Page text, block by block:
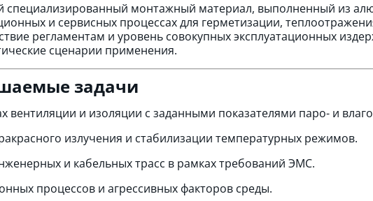
специализированный монтажный материал, выполненный из
и сервисных процессах для герметизации,
регламентам и уровень совокупных эксплуатационных
сценарии применения.
задачи
и изоляции с заданными показателями паро- и
излучения и стабилизации температурных режимов.
и кабельных трасс в рамках требований ЭМС.
процессов и агрессивных факторов среды.